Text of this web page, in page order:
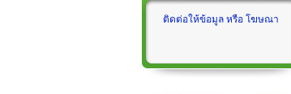
ติดต่อให้ข้อมูล หรือ โฆษณา